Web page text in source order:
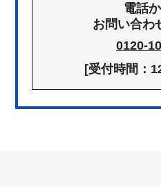
電話
お問い合わ
0120-
[受付時間：